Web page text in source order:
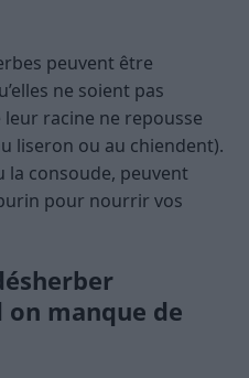
peuvent être
ne soient pas
racine ne repousse
liseron ou au chiendent).
la consoude, peuvent
pour nourrir vos
manque de